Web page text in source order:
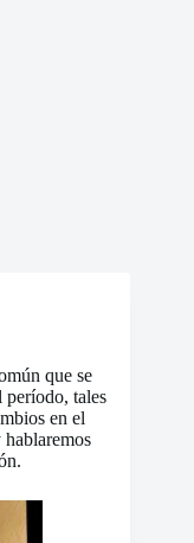
que se
período, tales
en el